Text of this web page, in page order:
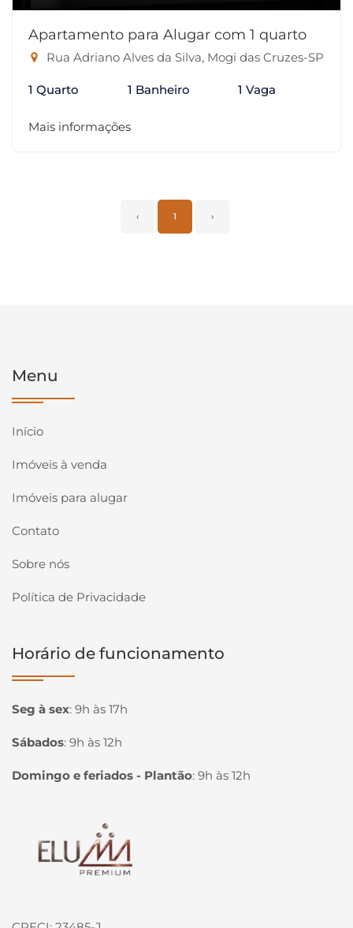
Apartamento para Alugar com 1 quarto
Rua Adriano Alves da Silva, Mogi das Cruzes-SP
1 Quarto 1 Banheiro 1 Vaga
Mais informações
‹ 1 ›
Menu
Início
Imóveis à venda
Imóveis para alugar
Contato
Sobre nós
Política de Privacidade
Horário de funcionamento
Seg à sex: 9h às 17h
Sábados: 9h às 12h
Domingo e feriados - Plantão: 9h às 12h
Página inicial